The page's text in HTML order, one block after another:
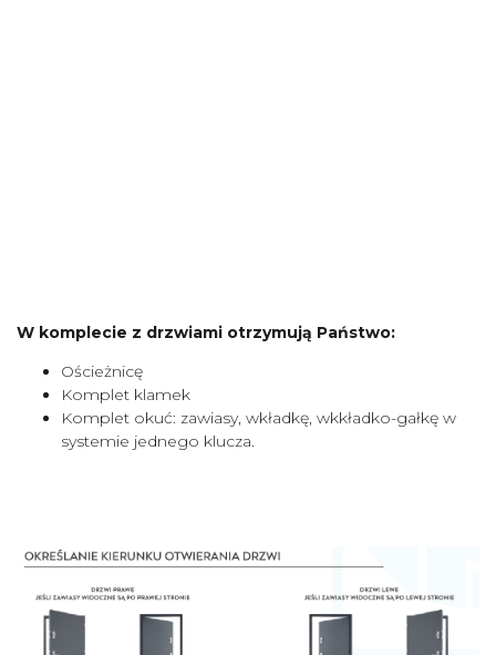
W komplecie z drzwiami otrzymują Państwo:
Ościeżnicę
Komplet klamek
Komplet okuć: zawiasy, wkładkę, wkkładko-gałkę w
systemie jednego klucza.